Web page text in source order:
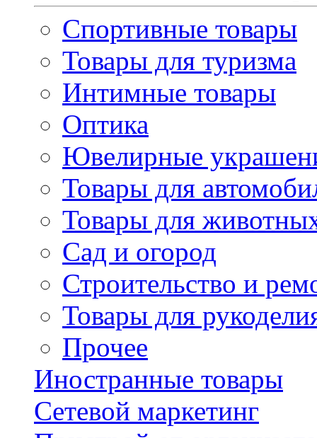
Спортивные товары
Товары для туризма
Интимные товары
Оптика
Ювелирные
Товары для
Товары для
Сад и огород
Строительство и
Товары для
Прочее
Иностранные товары
Сетевой маркетинг